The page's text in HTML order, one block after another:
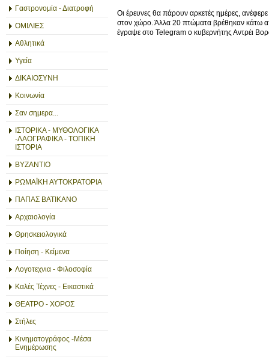
Γαστρονομία - Διατροφή
ΟΜΙΛΙΕΣ
Αθλητικά
Υγεία
ΔΙΚΑΙΟΣΥΝΗ
Κοινωνία
Σαν σημερα...
ΙΣΤΟΡΙΚΑ - ΜΥΘΟΛΟΓΙΚΑ
-ΛΑΟΓΡΑΦΙΚΑ - ΤΟΠΙΚΗ
ΙΣΤΟΡΙΑ
ΒΥΖΑΝΤΙΟ
ΡΩΜΑΪΚΗ ΑΥΤΟΚΡΑΤΟΡΙΑ
ΠΑΠΑΣ ΒΑΤΙΚΑΝΟ
Αρχαιολογία
Θρησκειολογικά
Ποίηση - Κείμενα
Λογοτεχνια - Φιλοσοφία
Καλές Τέχνες - Εικαστικά
ΘΕΑΤΡΟ - ΧΟΡΟΣ
Στήλες
Κινηματογράφος -Μέσα
Ενημέρωσης
Οι έρευνες θα πάρουν αρκετές ημέρες,
στον χώρο. Άλλα 20 πτώματα βρέθηκαν κάτω
έγραψε στο Telegram ο κυβερνήτης Αντρέι